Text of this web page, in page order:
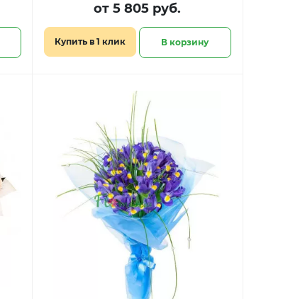
от 5 805 руб.
Купить в 1 клик В корзину